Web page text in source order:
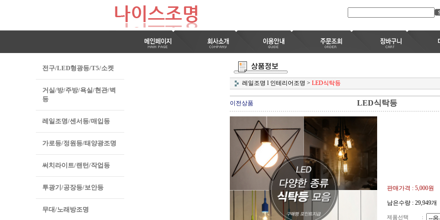
전구/LED형광등/T5/소켓
거실/방/주방/욕실/현관/벽
등
레일조명/센서등/매입등
가로등/정원등/태양광조명
써치라이트/랜턴/작업등
투광기/공장등/보안등
무대/노래방조명
레일조명 l 인테리어조명 > LED식탁등
이전상품 LED식탁등
판매가격 : 5,000원
남은수량 : 29,949개
제품선택 :